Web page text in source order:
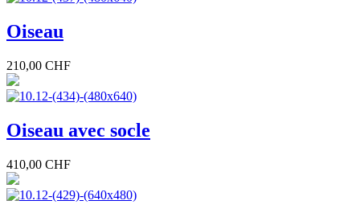
Oiseau
210,00 CHF
Oiseau avec socle
410,00 CHF